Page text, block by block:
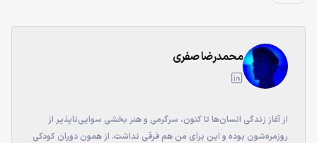
محمدرضا صفری
از آغاز زندگی انسان‌ها تا کنون، سرگرمی و هنر بخشی سوایی‌ناپذیر از
روزمره‌شون بوده و این برای من هم فرقی نداشت. از همون دوران کودکی